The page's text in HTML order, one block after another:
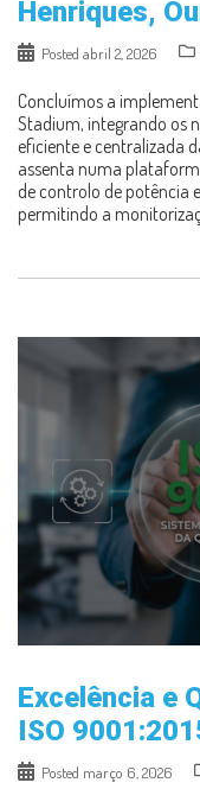
Henriques,
Posted abril 2, 2026
Concluímos a
Stadium, integrando os
eficiente e centralizada
assenta numa
de controlo de potência
permitindo a
Excelência e
ISO
Posted março 6, 2026